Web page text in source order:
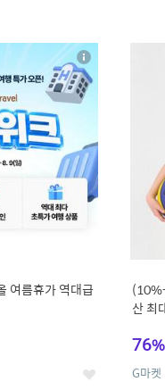
여름휴가 역대급
좋
상
세
산 최
76%
G마켓